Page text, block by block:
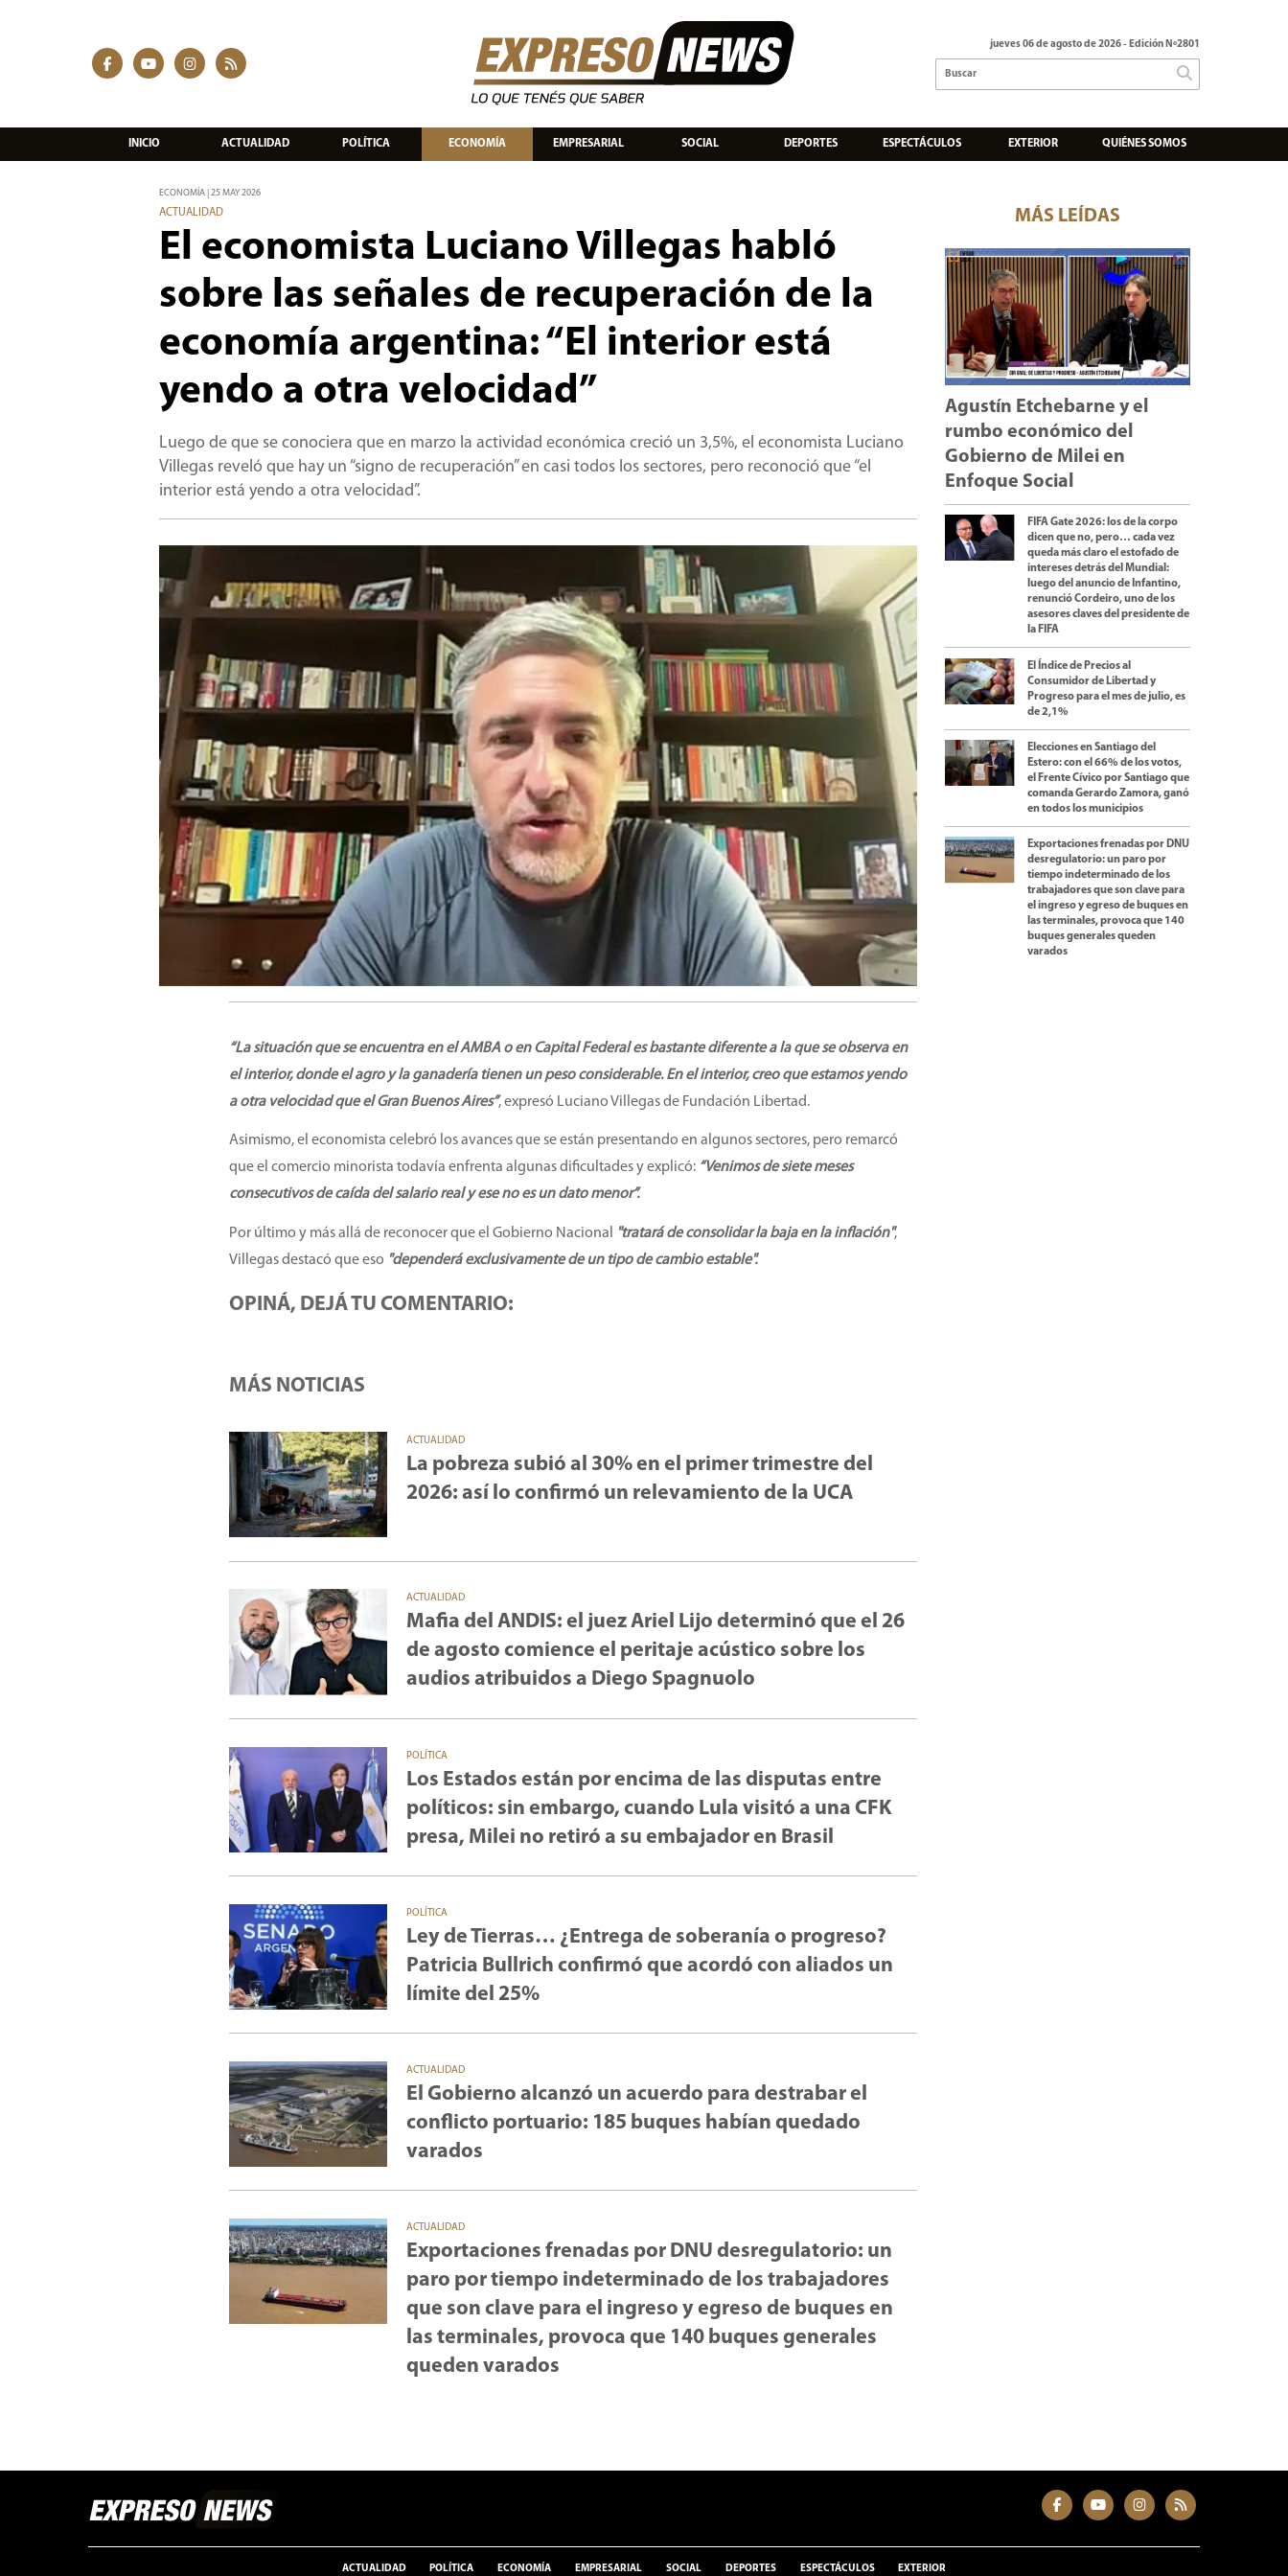
jueves 06 de agosto de 2026- Edición Nº2801
INICIO ACTUALIDAD POLÍTICA ECONOMÍA EMPRESARIAL SOCIAL DEPORTES ESPECTÁCULOS EXTERIOR QUIÉNES SOMOS
ECONOMÍA | 25 MAY 2026
ACTUALIDAD
El economista Luciano Villegas habló
sobre las señales de recuperación de la
economía argentina: “El interior está
yendo a otra velocidad”
Luego de que se conociera que en marzo la actividad económica creció un 3,5%, el economista Luciano
Villegas reveló que hay un “signo de recuperación” en casi todos los sectores, pero reconoció que “el
interior está yendo a otra velocidad”.
“La situación que se encuentra en el AMBA o en Capital Federal es bastante diferente a la que se observa en
el interior, donde el agro y la ganadería tienen un peso considerable. En el interior, creo que estamos yendo
a otra velocidad que el Gran Buenos Aires”, expresó Luciano Villegas de Fundación Libertad.
Asimismo, el economista celebró los avances que se están presentando en algunos sectores, pero remarcó
que el comercio minorista todavía enfrenta algunas dificultades y explicó: “Venimos de siete meses
consecutivos de caída del salario real y ese no es un dato menor”.
Por último y más allá de reconocer que el Gobierno Nacional "tratará de consolidar la baja en la inflación",
Villegas destacó que eso "dependerá exclusivamente de un tipo de cambio estable".
OPINÁ, DEJÁ TU COMENTARIO:
MÁS NOTICIAS
ACTUALIDAD
La pobreza subió al 30% en el primer trimestre del
2026: así lo confirmó un relevamiento de la UCA
ACTUALIDAD
Mafia del ANDIS: el juez Ariel Lijo determinó que el 26
de agosto comience el peritaje acústico sobre los
audios atribuidos a Diego Spagnuolo
POLÍTICA
Los Estados están por encima de las disputas entre
políticos: sin embargo, cuando Lula visitó a una CFK
presa, Milei no retiró a su embajador en Brasil
POLÍTICA
Ley de Tierras… ¿Entrega de soberanía o progreso?
Patricia Bullrich confirmó que acordó con aliados un
límite del 25%
ACTUALIDAD
El Gobierno alcanzó un acuerdo para destrabar el
conflicto portuario: 185 buques habían quedado
varados
ACTUALIDAD
Exportaciones frenadas por DNU desregulatorio: un
paro por tiempo indeterminado de los trabajadores
que son clave para el ingreso y egreso de buques en
las terminales, provoca que 140 buques generales
queden varados
MÁS LEÍDAS
Agustín Etchebarne y el
rumbo económico del
Gobierno de Milei en
Enfoque Social
FIFA Gate 2026: los de la corpo
dicen que no, pero… cada vez
queda más claro el estofado de
intereses detrás del Mundial:
luego del anuncio de Infantino,
renunció Cordeiro, uno de los
asesores claves del presidente de
la FIFA
El Índice de Precios al
Consumidor de Libertad y
Progreso para el mes de julio, es
de 2,1%
Elecciones en Santiago del
Estero: con el 66% de los votos,
el Frente Cívico por Santiago que
comanda Gerardo Zamora, ganó
en todos los municipios
Exportaciones frenadas por DNU
desregulatorio: un paro por
tiempo indeterminado de los
trabajadores que son clave para
el ingreso y egreso de buques en
las terminales, provoca que 140
buques generales queden
varados
ACTUALIDAD POLÍTICA ECONOMÍA EMPRESARIAL SOCIAL DEPORTES ESPECTÁCULOS EXTERIOR